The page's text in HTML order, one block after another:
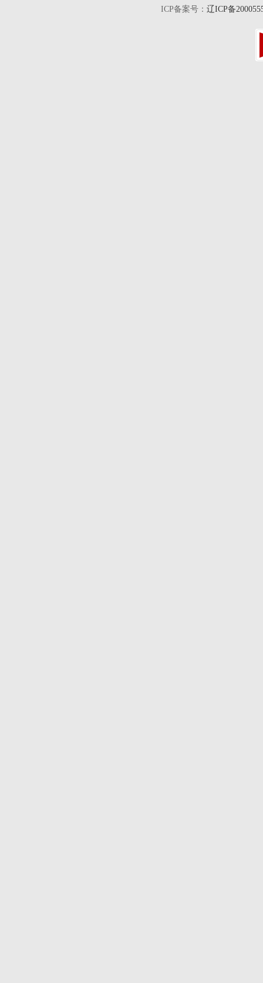
ICP备案号： 辽ICP备